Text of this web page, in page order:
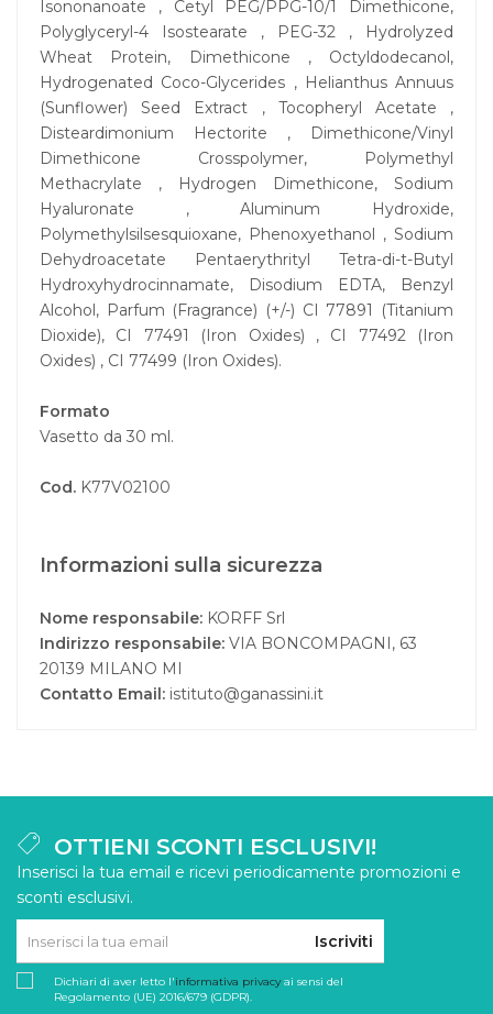
Isononanoate , Cetyl PEG/PPG-10/1 Dimethicone,
Polyglyceryl-4 Isostearate , PEG-32 , Hydrolyzed
Wheat Protein, Dimethicone , Octyldodecanol,
Hydrogenated Coco-Glycerides , Helianthus Annuus
(Sunflower) Seed Extract , Tocopheryl Acetate ,
Disteardimonium Hectorite , Dimethicone/Vinyl
Dimethicone Crosspolymer, Polymethyl
Methacrylate , Hydrogen Dimethicone, Sodium
Hyaluronate , Aluminum Hydroxide,
Polymethylsilsesquioxane, Phenoxyethanol , Sodium
Dehydroacetate Pentaerythrityl Tetra-di-t-Butyl
Hydroxyhydrocinnamate, Disodium EDTA, Benzyl
Alcohol, Parfum (Fragrance) (+/-) CI 77891 (Titanium
Dioxide), CI 77491 (Iron Oxides) , CI 77492 (Iron
Oxides) , CI 77499 (Iron Oxides).
Formato
Vasetto da 30 ml.
Cod. K77V02100
Informazioni sulla sicurezza
Nome responsabile: KORFF Srl
Indirizzo responsabile: VIA BONCOMPAGNI, 63
20139 MILANO MI
Contatto Email: istituto@ganassini.it
OTTIENI SCONTI ESCLUSIVI!
Inserisci la tua email e ricevi periodicamente promozioni e
sconti esclusivi.
Iscriviti
Dichiari di aver letto l'informativa privacyai sensi del
Regolamento (UE) 2016/679 (GDPR).